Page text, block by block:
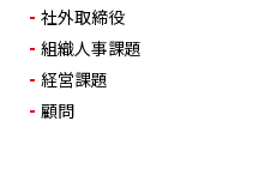
社外取締役
組織人事課題
経営課題
顧問